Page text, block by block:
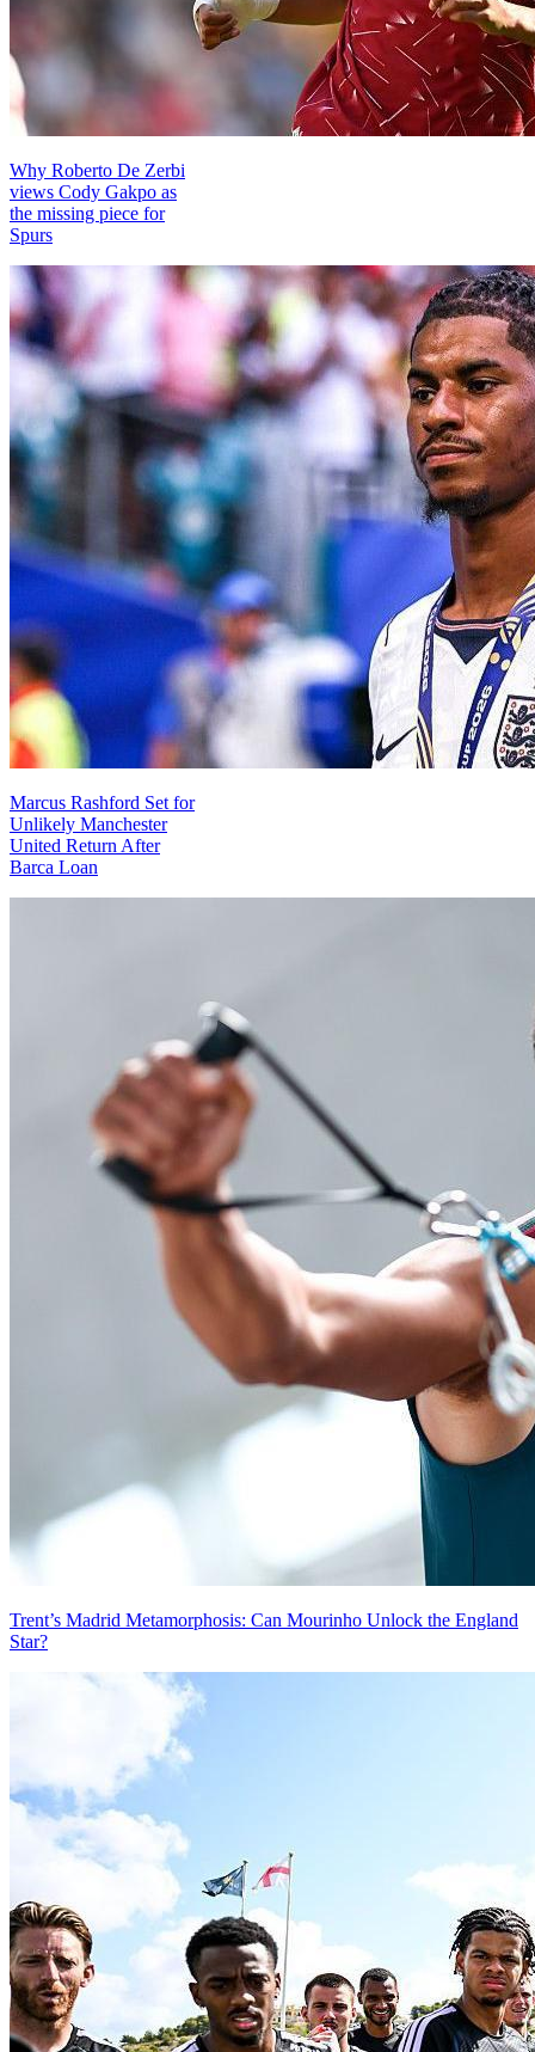
Why Roberto De Zerbi
views Cody Gakpo as
the missing piece for
Spurs
Marcus Rashford Set for
Unlikely Manchester
United Return After
Barca Loan
Trent’s Madrid Metamorphosis: Can Mourinho Unlock the England
Star?